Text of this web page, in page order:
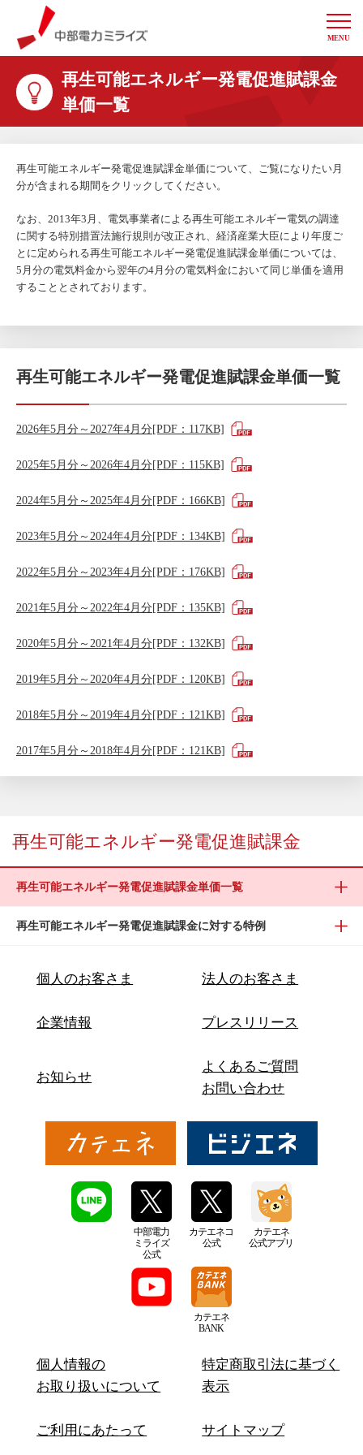
中部電力ミライズ
MENU
再生可能エネルギー発電促進賦課金
単価一覧
再生可能エネルギー発電促進賦課金単価について、ご覧になりたい月
分が含まれる期間をクリックしてください。
なお、2013年3月、電気事業者による再生可能エネルギー電気の調達
に関する特別措置法施行規則が改正され、経済産業大臣により年度ご
とに定められる再生可能エネルギー発電促進賦課金単価については、
5月分の電気料金から翌年の4月分の電気料金において同じ単価を適用
することとされております。
再生可能エネルギー発電促進賦課金単価一覧
2026年5月分～2027年4月分[PDF：117KB]
2025年5月分～2026年4月分[PDF：115KB]
2024年5月分～2025年4月分[PDF：166KB]
2023年5月分～2024年4月分[PDF：134KB]
2022年5月分～2023年4月分[PDF：176KB]
2021年5月分～2022年4月分[PDF：135KB]
2020年5月分～2021年4月分[PDF：132KB]
2019年5月分～2020年4月分[PDF：120KB]
2018年5月分～2019年4月分[PDF：121KB]
2017年5月分～2018年4月分[PDF：121KB]
再生可能エネルギー発電促進賦課金
再生可能エネルギー発電促進賦課金単価一覧
再生可能エネルギー発電促進賦課金に対する特例
個人のお客さま 法人のお客さま
企業情報 プレスリリース
お知らせ
よくあるご質問
お問い合わせ
中部電力
ミライズ
公式
カテエネコ
公式
カテエネ
公式アプリ
カテエネ
BANK
個人情報の
お取り扱いについて
特定商取引法に基づく
表示
ご利用にあたって サイトマップ